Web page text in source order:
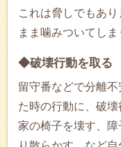
これは脅しでもあ
まま噛みついてしま
◆破壊行動を取る
留守番などで分離
た時の行動に、破壊
家の椅子を壊す、